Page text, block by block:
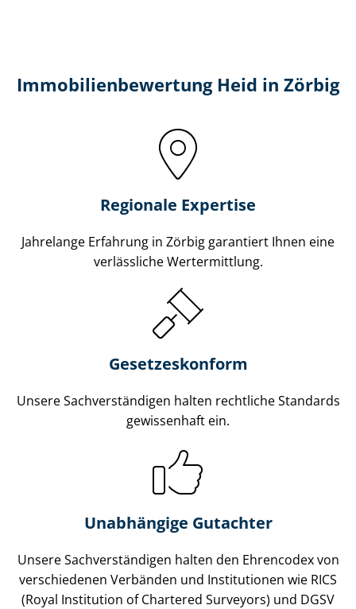
Immobilien­bewertung Heid in Zörbig
Regionale Expertise
Jahrelange Erfahrung in Zörbig garantiert Ihnen eine
verlässliche Wertermittlung.
Gesetzes­konform
Unsere Sach­ver­stän­di­gen halten rechtliche Standards
gewissenhaft ein.
Unabhängige Gutachter
Unsere Sach­ver­stän­di­gen halten den Ehrencodex von
verschiedenen Verbänden und Institutionen wie RICS
(Royal Institution of Chartered Surveyors) und DGSV